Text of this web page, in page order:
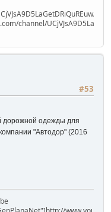
channel/
#53
дорожной одежды для
"Автодор" (2016